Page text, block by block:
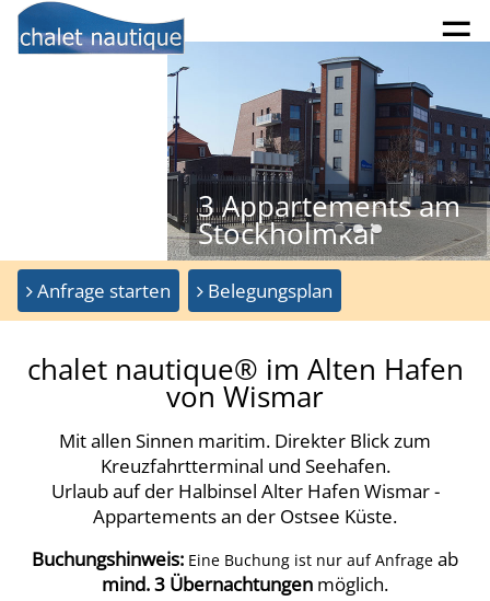
☰
3 Appartements am
Stockholmkai
Anfrage starten Belegungsplan
chalet nautique® im Alten Hafen
von Wismar
Mit allen Sinnen maritim. Direkter Blick zum
Kreuzfahrtterminal und Seehafen.
Urlaub auf der Halbinsel Alter Hafen Wismar -
Appartements an der Ostsee Küste.
Buchungshinweis: Eine Buchung ist nur auf Anfrage ab
mind.3 Übernachtungen möglich.